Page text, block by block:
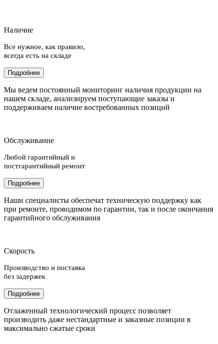
Наличие
Все нужное, как правило,
всегда есть на складе
Подробнее
Мы ведем постоянный мониторинг наличия продукции на
нашем складе, анализируем поступающие заказы и
поддерживаем наличие востребованных позиций
Обслуживание
Любой гарантийный и
постгарантийный ремонт
Подробнее
Наши специалисты обеспечат техническую поддержку как
при ремонте, проводимом по гарантии, так и после окончания
гарантийного обслуживания
Скорость
Производство и поставка
без задержек
Подробнее
Отлаженный технологический процесс позволяет
производить даже нестандартные и заказные позиции в
максимально сжатые сроки